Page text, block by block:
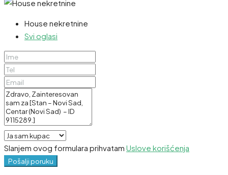
House nekretnine
Svi oglasi
Slanjem ovog formulara prihvatam Uslove korišćenja
Pošalji poruku